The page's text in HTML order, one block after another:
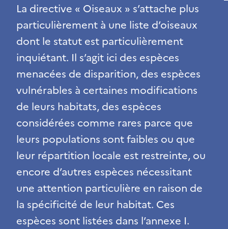
La directive « Oiseaux » s’attache plus
particulièrement à une liste d’oiseaux
dont le statut est particulièrement
inquiétant. Il s’agit ici des espèces
menacées de disparition, des espèces
vulnérables à certaines modifications
de leurs habitats, des espèces
considérées comme rares parce que
leurs populations sont faibles ou que
leur répartition locale est restreinte, ou
encore d’autres espèces nécessitant
une attention particulière en raison de
la spécificité de leur habitat. Ces
espèces sont listées dans l’annexe I.